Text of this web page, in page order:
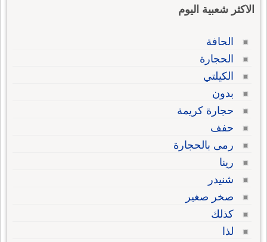
الاكثر شعبية اليوم
الحافة
الحجارة
الكيلتي
بدون
حجارة كريمة
حفف
رمى بالحجارة
رينا
شنيدر
صخر صغير
كذلك
لذا